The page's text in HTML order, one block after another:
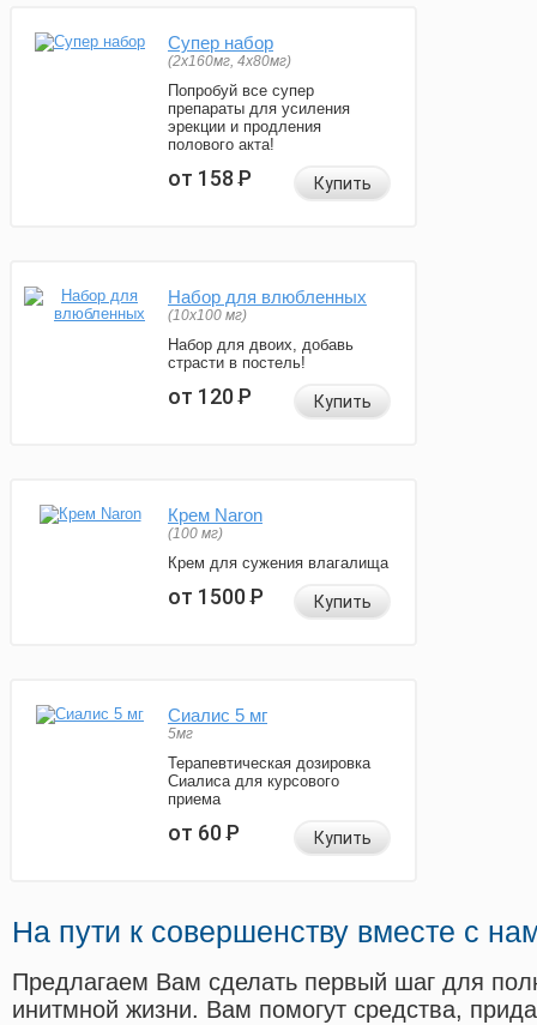
Супер набор
(2х160мг, 4х80мг)
Попробуй все супер
препараты для усиления
эрекции и продления
полового акта!
от 158Р Купить
Набор для влюбленных
(10х100 мг)
Набор для двоих, добавь
страсти в постель!
от 120Р Купить
Крем Naron
(100 мг)
Крем для сужения влагалища
от 1500Р Купить
Сиалис 5 мг
5мг
Терапевтическая дозировка
Сиалиса для курсового
приема
от 60Р Купить
На пути к совершенству вместе с
Предлагаем Вам сделать первый шаг для
инитмной жизни. Вам помогут средства,